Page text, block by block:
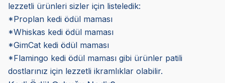
lezzetli ürünleri sizler için listeledik:
*Proplan kedi ödül maması
*Whiskas kedi ödül maması
*GimCat kedi ödül maması
*Flamingo kedi ödül maması gibi ürünler patili
dostlarınız için lezzetli ikramlıklar olabilir.